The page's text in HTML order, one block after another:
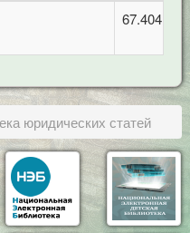
67.404
юридических статей